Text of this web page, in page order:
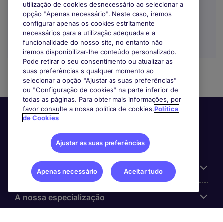
Informação Útil
A nossa especialização
utilização de cookies desnecessário ao selecionar a
opção "Apenas necessário". Neste caso, iremos
configurar apenas os cookies estritamente
necessários para a utilização adequada e a
funcionalidade do nosso site, no entanto não
iremos disponibilizar-lhe conteúdo personalizado.
Pode retirar o seu consentimento ou atualizar as
suas preferências s qualquer momento ao
selecionar a opção "Ajustar as suas preferências"
ou "Configuração de cookies" na parte inferior de
todas as páginas. Para obter mais informações, por
favor consulte a nossa política de cookies.Política
de Cookies
Ajustar as suas preferências
Apenas necessário Aceitar tudo